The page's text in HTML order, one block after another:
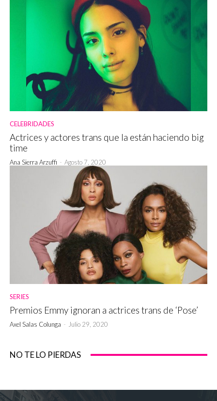
CELEBRIDADES
Actrices y actores trans que la están haciendo big
time
Ana Sierra Arzuffi - Agosto 7, 2020
SERIES
Premios Emmy ignoran a actrices trans de ‘Pose’
Axel Salas Colunga - Julio 29, 2020
NO TE LO PIERDAS